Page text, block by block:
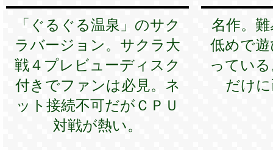
「ぐるぐる温泉」のサク
ラバージョン。サクラ大
戦４プレビューディスク
付きでファンは必見。ネ
ット接続不可だがＣＰＵ
対戦が熱い。
名作。
低めで
ってい
だけ